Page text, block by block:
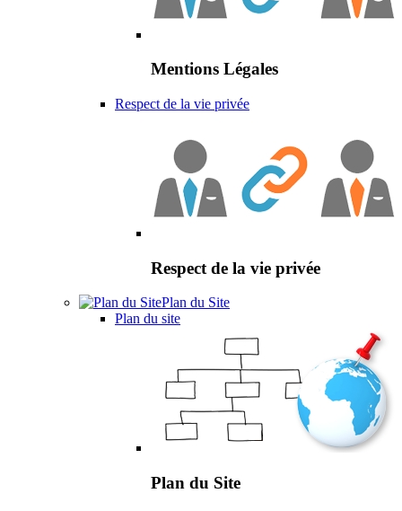
Mentions Légales
Respect de la vie privée
Respect de la vie privée
Plan du Site
Plan du site
Plan du Site